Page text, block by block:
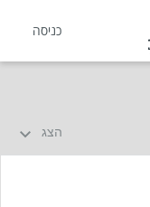
כניסה
הצג